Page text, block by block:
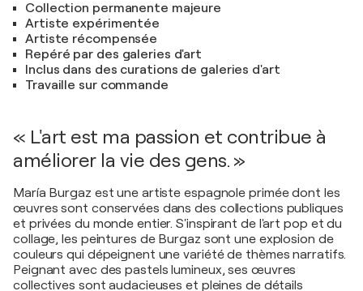
Collection permanente majeure
Artiste expérimentée
Artiste récompensée
Repéré par des galeries d'art
Inclus dans des curations de galeries d'art
Travaille sur commande
« L'art est ma passion et contribue à
améliorer la vie des gens. »
María Burgaz est une artiste espagnole primée dont les
œuvres sont conservées dans des collections publiques
et privées du monde entier. S'inspirant de l'art pop et du
collage, les peintures de Burgaz sont une explosion de
couleurs qui dépeignent une variété de thèmes narratifs.
Peignant avec des pastels lumineux, ses œuvres
collectives sont audacieuses et pleines de détails